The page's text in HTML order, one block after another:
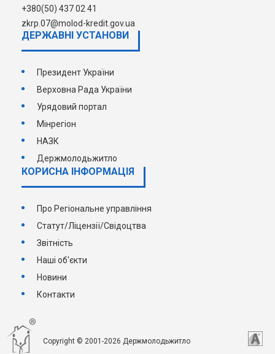
+380(50) 437 02 41
zkrp.07@molod-kredit.gov.ua
ДЕРЖАВНI УСТАНОВИ
Президент України
Верховна Рада України
Урядовий портал
Мінрегіон
НАЗК
Держмолодьжитло
КОРИСНА ІНФОРМАЦІЯ
Про Регіональне управління
Статут/Ліцензії/Свідоцтва
Звітність
Наші об'єкти
Новини
Контакти
Copyright © 2001-2026 Держмолодьжитло